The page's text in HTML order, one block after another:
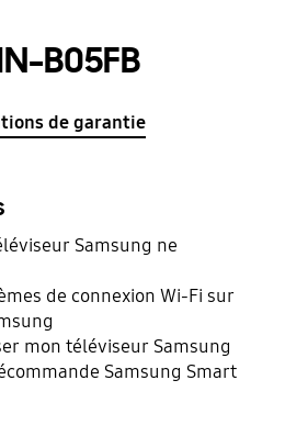
B05FB
de garantie
Samsung ne
de connexion Wi-Fi sur
mon téléviseur Samsung
Samsung Smart